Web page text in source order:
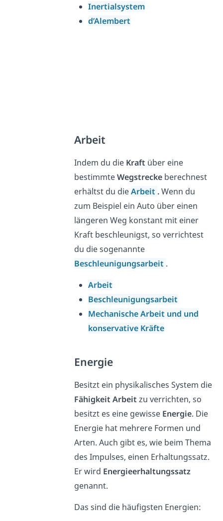
Inertialsystem
d’Alembert
Arbeit
Indem du die Kraft über eine
bestimmteWegstreckeberechnest
erhältst du dieArbeit .Wenn du
zum Beispiel ein Auto über einen
längeren Weg konstant mit einer
Kraft beschleunigst, so verrichtest
du die sogenannte
Beschleunigungsarbeit .
Arbeit
Beschleunigungsarbeit
Mechanische Arbeit und und
konservative Kräfte
Energie
Besitzt ein physikalisches System die
Fähigkeit Arbeit zu verrichten, so
besitzt es eine gewisse Energie. Die
Energie hat mehrere Formen und
Arten. Auch gibt es, wie beim Thema
des Impulses, einen Erhaltungssatz.
Er wird Energieerhaltungssatz
genannt.
Das sind die häufigsten Energien: